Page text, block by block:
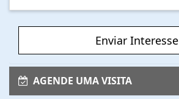
Enviar Interesse
AGENDE UMA VISITA